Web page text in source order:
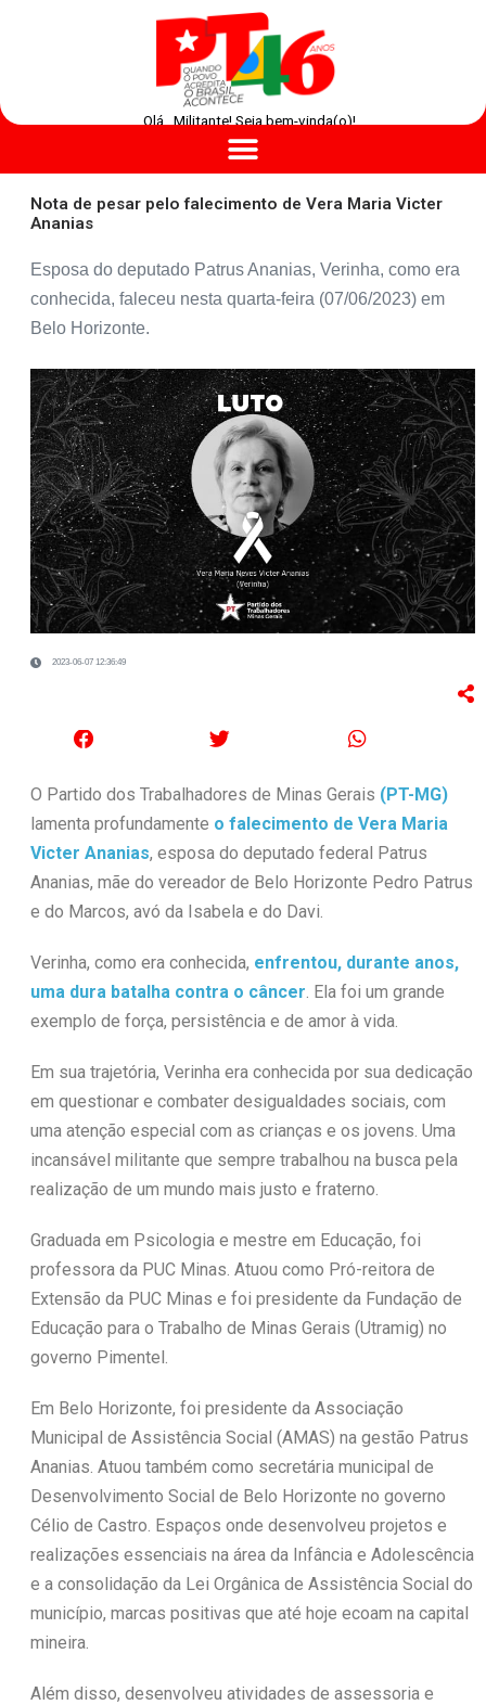
Olá , Militante! Seja bem-vinda(o)!
Nota de pesar pelo falecimento de Vera Maria Victer
Ananias
Esposa do deputado Patrus Ananias, Verinha, como era
conhecida, faleceu nesta quarta-feira (07/06/2023) em
Belo Horizonte.
2023-06-07 12:36:49
O Partido dos Trabalhadores de Minas Gerais (PT-MG)
lamenta profundamente o falecimento de Vera Maria
Victer Ananias, esposa do deputado federal Patrus
Ananias, mãe do vereador de Belo Horizonte Pedro Patrus
e do Marcos, avó da Isabela e do Davi.
Verinha, como era conhecida, enfrentou, durante anos,
uma dura batalha contra o câncer . Ela foi um grande
exemplo de força, persistência e de amor à vida.
Em sua trajetória, Verinha era conhecida por sua dedicação
em questionar e combater desigualdades sociais, com
uma atenção especial com as crianças e os jovens. Uma
incansável militante que sempre trabalhou na busca pela
realização de um mundo mais justo e fraterno.
Graduada em Psicologia e mestre em Educação, foi
professora da PUC Minas. Atuou como Pró-reitora de
Extensão da PUC Minas e foi presidente da Fundação de
Educação para o Trabalho de Minas Gerais (Utramig) no
governo Pimentel.
Em Belo Horizonte, foi presidente da Associação
Municipal de Assistência Social (AMAS) na gestão Patrus
Ananias. Atuou também como secretária municipal de
Desenvolvimento Social de Belo Horizonte no governo
Célio de Castro. Espaços onde desenvolveu projetos e
realizações essenciais na área da Infância e Adolescência
e a consolidação da Lei Orgânica de Assistência Social do
município, marcas positivas que até hoje ecoam na capital
mineira.
Além disso, desenvolveu atividades de assessoria e